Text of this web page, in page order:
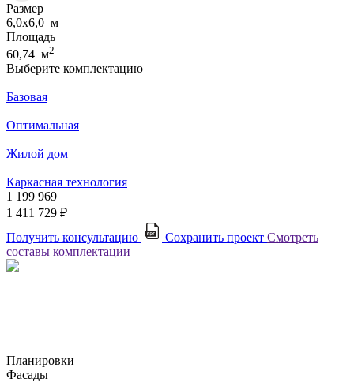
Размер
6,0х6,0 м
Площадь
60,74 м2
Выберите комплектацию
Базовая
Оптимальная
Жилой дом
Каркасная технология
1 199 969
1 411 729 ₽
Получить консультацию
Сохранить проект Смотреть
составы комплектации
Планировки
Фасады